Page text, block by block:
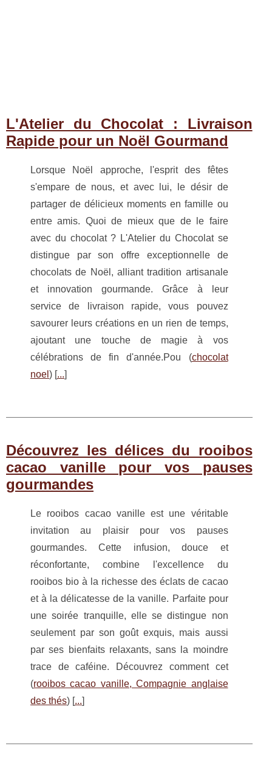
L'Atelier du Chocolat : Livraison
Rapide pour un Noël Gourmand
Lorsque Noël approche, l'esprit des fêtes
s'empare de nous, et avec lui, le désir de
partager de délicieux moments en famille ou
entre amis. Quoi de mieux que de le faire
avec du chocolat ? L'Atelier du Chocolat se
distingue par son offre exceptionnelle de
chocolats de Noël, alliant tradition artisanale
et innovation gourmande. Grâce à leur
service de livraison rapide, vous pouvez
savourer leurs créations en un rien de temps,
ajoutant une touche de magie à vos
célébrations de fin d'année.Pou (chocolat
noel ) [...]
Découvrez les délices du rooibos
cacao vanille pour vos pauses
gourmandes
Le rooibos cacao vanille est une véritable
invitation au plaisir pour vos pauses
gourmandes. Cette infusion, douce et
réconfortante, combine l'excellence du
rooibos bio à la richesse des éclats de cacao
et à la délicatesse de la vanille. Parfaite pour
une soirée tranquille, elle se distingue non
seulement par son goût exquis, mais aussi
par ses bienfaits relaxants, sans la moindre
trace de caféine. Découvrez comment cet
(rooibos cacao vanille, Compagnie anglaise
des thés) [...]